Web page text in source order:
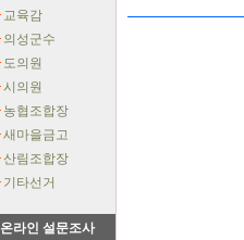
교육감
의성군수
도의원
시의원
농협조합장
새마을금고
산림조합장
기타선거
온라인 설문조사